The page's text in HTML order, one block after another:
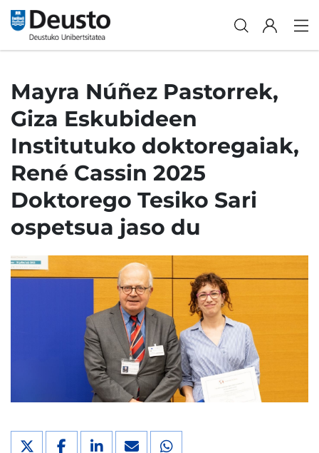
Mayra Núñez Pastorrek,
Giza Eskubideen
Institutuko doktoregaiak,
René Cassin 2025
Doktorego Tesiko Sari
ospetsua jaso du